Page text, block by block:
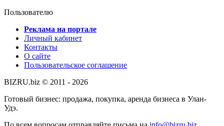
Пользователю
Реклама на портале
Личный кабинет
Контакты
О сайте
Пользовательское соглашение
BIZRU.biz © 2011 - 2026
Готовый бизнес: продажа, покупка, аренда бизнеса в Улан-
Удэ.